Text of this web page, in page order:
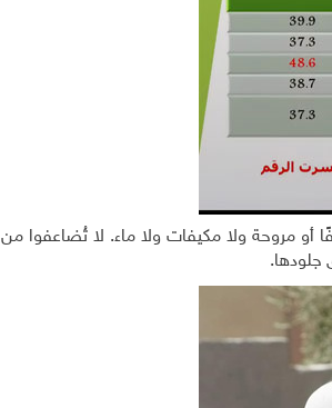
مروحة ولا مكيفات ولا ماء. لا تُضاعفوا من
جلودها.